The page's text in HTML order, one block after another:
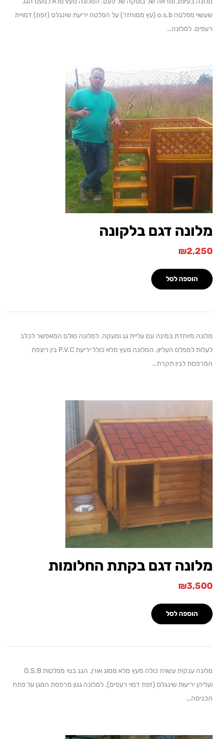
שעשוי מפלטה o.s.b (עץ ממוחזר) על הפלטה יריעת שינגלס (זפת) דמויית
למלונה…
דגם בלקונה
₪
הוספה לסל
מיוחדת במינה עם עליית גג ומעקה. למלונה סולם המאפשר לכלב
לעלות למפלס העליון. המלונה מעץ מלא כולל יריעת P.V.C בין ריצפת
לבין תקרת…
דגם בקתת החלומות
₪
הוספה לסל
מלונה ענקית עשויה כולה מעץ מלא מסוג אורן. הגג בנוי מפלטות O.S.B
יריעות שינגלס (זפת דמוי רעפים). למלונה גגון מרפסת המגן על פתח